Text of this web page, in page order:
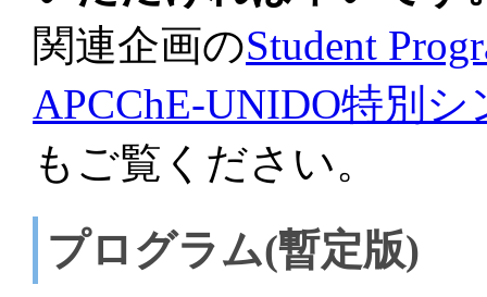
関連企画のStudent
APCChE-UNIDO特別
もご覧ください。
プログラム(暫定版)